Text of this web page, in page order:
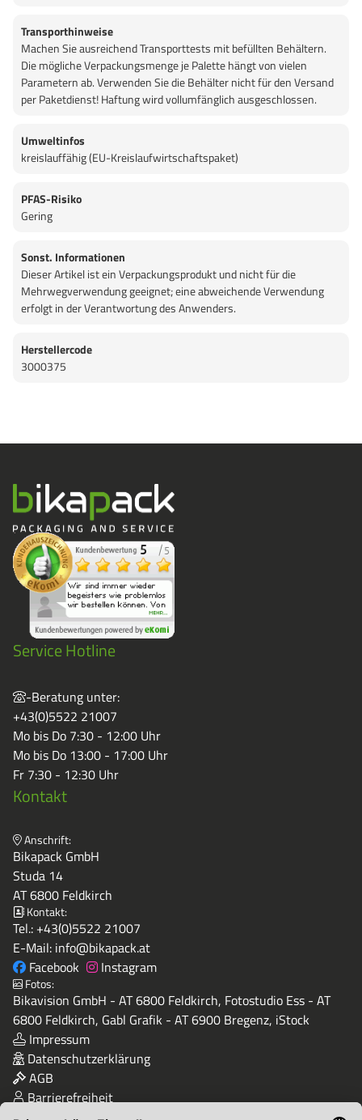
Transporthinweise
Machen Sie ausreichend Transporttests mit befüllten Behältern.
Die mögliche Verpackungsmenge je Palette hängt von vielen
Parametern ab. Verwenden Sie die Behälter nicht für den Versand
per Paketdienst! Haftung wird vollumfänglich ausgeschlossen.
Umweltinfos
kreislauffähig (EU-Kreislaufwirtschaftspaket)
PFAS-Risiko
Gering
Sonst. Informationen
Dieser Artikel ist ein Verpackungsprodukt und nicht für die
Mehrwegverwendung geeignet; eine abweichende Verwendung
erfolgt in der Verantwortung des Anwenders.
Herstellercode
3000375
Service Hotline
-Beratung unter:
+43(0)5522 21007
Mo bis Do 7:30 - 12:00 Uhr
Mo bis Do 13:00 - 17:00 Uhr
Fr 7:30 - 12:30 Uhr
Kontakt
Anschrift:
Bikapack GmbH
Studa 14
AT 6800 Feldkirch
Kontakt:
Tel.: +43(0)5522 21007
E-Mail: info@bikapack.at
Facebook
Instagram
Fotos:
Bikavision GmbH - AT 6800 Feldkirch, Fotostudio Ess - AT
6800 Feldkirch, Gabl Grafik - AT 6900 Bregenz, iStock
Impressum
Datenschutzerklärung
AGB
Barrierefreiheit